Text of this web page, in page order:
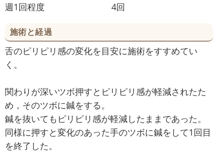
週1回程度 4回
施術と経過
舌のピリピリ感の変化を目安に施術をすすめてい
く。
関わりが深いツボ押すとピリピリ感が軽減されたた
め，そのツボに鍼をする。
鍼を抜いてもピリピリ感が軽減したままであった。
同様に押すと変化のあった手のツボに鍼をして1回目
を終了した。